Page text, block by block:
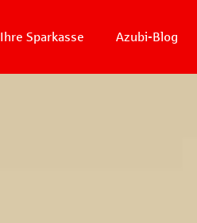
Ihre Sparkasse Azubi-Blog